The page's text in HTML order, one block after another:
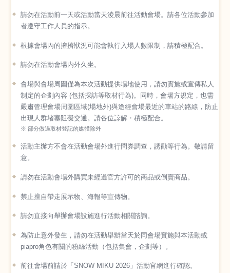
請勿在活動前一天或活動當天淩晨前往活動會場。請各位活動參加
者遵守工作人員的指示。
根據會場內的擁擠狀況可能會執行入場人數限制，請積極配合。
請勿在活動會場内外久坐。
會場與會場周圍僅為本次活動提供場地使用，請勿實施或宣傳私人
制定的企劃內容 (包括採訪等取材行為)。同時，會場方規定，也需
嚴肅管理會場周圍區域(場地外)與途經會場最近的車站的路線，防止
出現人群堵塞阻礙交通。請各位諒解・積極配合。
※ 部分做過取材登記的媒體除外
活動主辦方不會在活動會場外進行問券調查，誘勸等行為。敬請留
意。
請勿在活動會場外購買未經過官方許可的商品或倒賣商品。
禁止擅自帶走展示物、海報等宣傳物。
請勿直接向舉辦會場設施進行活動相關諮詢。
為防止意外發生，請勿在活動舉辦當天於同會場實施與本活動或
piapro角色有關的粉絲活動（包括集會，企劃等）。
前往會場前請於「SNOW MIKU 2026」活動官網進行確認。